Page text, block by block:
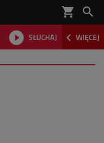
shopping_cart 
 SŁUCHAJ  WIĘCEJ
